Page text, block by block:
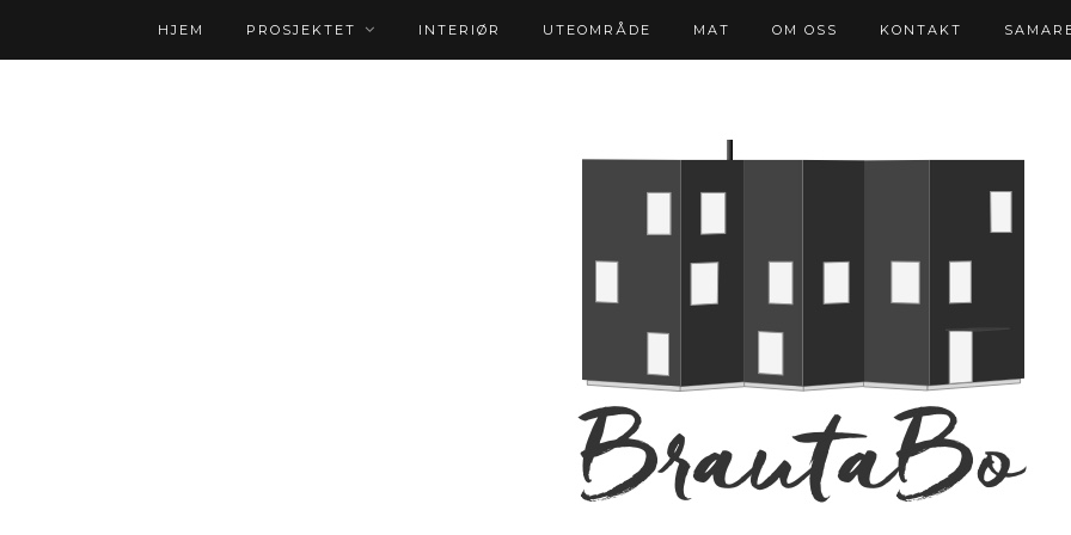
HJEM PROSJEKTET INTERIØR UTEOMRÅDE MAT OM OSS KONTAKT